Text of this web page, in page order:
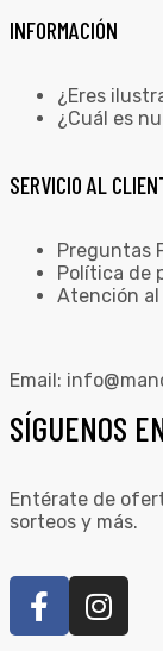
INFORMACIÓN
¿Eres
¿Cuál es
SERVICIO AL
Preguntas
Política de
Atención
Email:
SÍGUENOS
Entérate de
sorteos y más.